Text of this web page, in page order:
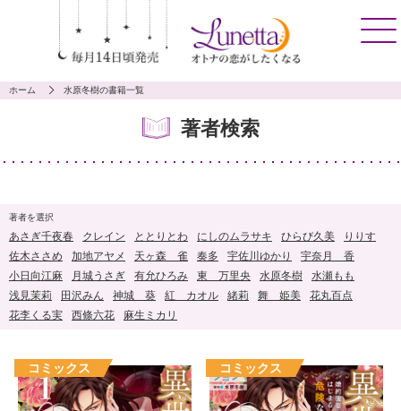
ホーム 水原冬樹の書籍一覧
著者検索
著者を選択
あさぎ千夜春 クレイン ととりとわ にしのムラサキ ひらび久美
りりす
佐木ささめ
加地アヤメ 天ヶ森 雀 奏多 宇佐川ゆかり
宇奈月 香
小日向江麻
月城うさぎ 有允ひろみ 東 万里央 水原冬樹
水瀬もも
浅見茉莉
田沢みん 神城 葵 紅 カオル 緒莉 舞 姫美
花丸百点
花李くる実
西條六花 麻生ミカリ